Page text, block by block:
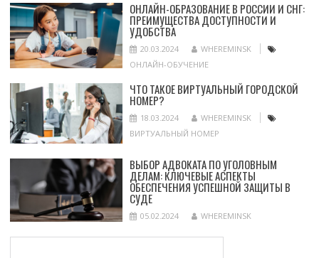
ОНЛАЙН-ОБРАЗОВАНИЕ В РОССИИ И СНГ:
ПРЕИМУЩЕСТВА ДОСТУПНОСТИ И
УДОБСТВА
20.03.2024
WHEREMINSK
ОНЛАЙН-ОБУЧЕНИЕ
ЧТО ТАКОЕ ВИРТУАЛЬНЫЙ ГОРОДСКОЙ
НОМЕР?
18.03.2024
WHEREMINSK
ВИРТУАЛЬНЫЙ НОМЕР
ВЫБОР АДВОКАТА ПО УГОЛОВНЫМ
ДЕЛАМ: КЛЮЧЕВЫЕ АСПЕКТЫ
ОБЕСПЕЧЕНИЯ УСПЕШНОЙ ЗАЩИТЫ В
СУДЕ
05.02.2024 WHEREMINSK